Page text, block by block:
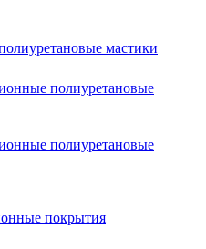
мастики
полиуретановые
полиуретановые
покрытия